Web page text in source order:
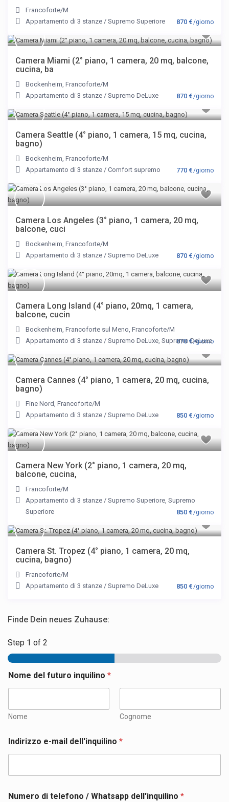
870 €/giorno
Francoforte/M
Appartamento di 3 stanze /Supremo Superiore
870 €/giorno
Camera Miami (2° piano, 1 camera, 20 mq, balcone,
cucina, ba
Bockenheim,Francoforte/M
Appartamento di 3 stanze /Supremo DeLuxe
770 €/giorno
Camera Seattle (4° piano, 1 camera, 15 mq, cucina,
bagno)
Bockenheim,Francoforte/M
Appartamento di 3 stanze /Comfort supremo
870 €/giorno
Camera Los Angeles (3° piano, 1 camera, 20 mq,
balcone, cuci
Bockenheim,Francoforte/M
Appartamento di 3 stanze /Supremo DeLuxe
870 €/giorno
Camera Long Island (4° piano, 20mq, 1 camera,
balcone, cucin
Bockenheim,Francoforte sul Meno,Francoforte/M
Appartamento di 3 stanze /Supremo DeLuxe,Supremo DeLuxe
850 €/giorno
Camera Cannes (4° piano, 1 camera, 20 mq, cucina,
bagno)
Fine Nord,Francoforte/M
Appartamento di 3 stanze /Supremo DeLuxe
850 €/giorno
Camera New York (2° piano, 1 camera, 20 mq,
balcone, cucina,
Francoforte/M
Appartamento di 3 stanze /Supremo Superiore,Supremo
Superiore
850 €/giorno
Camera St. Tropez (4° piano, 1 camera, 20 mq,
cucina, bagno)
Francoforte/M
Appartamento di 3 stanze /Supremo DeLuxe
Finde Dein neues Zuhause:
Step 1 of 2
Nome del futuro inquilino*
Nome Cognome
Indirizzo e-mail dell'inquilino*
Numero di telefono / Whatsapp dell'inquilino*